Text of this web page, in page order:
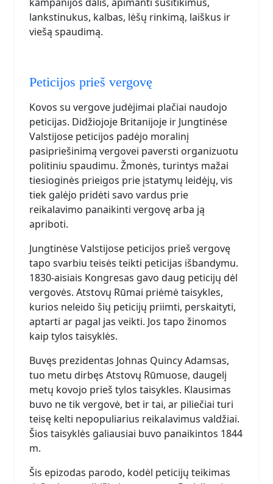
lankstinukus, kalbas, lėšų rinkimą, laiškus ir
viešą spaudimą.
Peticijos prieš vergovę
Kovos su vergove judėjimai plačiai naudojo
peticijas. Didžiojoje Britanijoje ir Jungtinėse
Valstijose peticijos padėjo moralinį
pasipriešinimą vergovei paversti organizuotu
politiniu spaudimu. Žmonės, turintys mažai
tiesioginės prieigos prie įstatymų leidėjų, vis
tiek galėjo pridėti savo vardus prie
reikalavimo panaikinti vergovę arba ją
apriboti.
Jungtinėse Valstijose peticijos prieš vergovę
tapo svarbiu teisės teikti peticijas išbandymu.
1830-aisiais Kongresas gavo daug peticijų dėl
vergovės. Atstovų Rūmai priėmė taisykles,
kurios neleido šių peticijų priimti, perskaityti,
aptarti ar pagal jas veikti. Jos tapo žinomos
kaip tylos taisyklės.
Buvęs prezidentas Johnas Quincy Adamsas,
tuo metu dirbęs Atstovų Rūmuose, daugelį
metų kovojo prieš tylos taisykles. Klausimas
buvo ne tik vergovė, bet ir tai, ar piliečiai turi
teisę kelti nepopuliarius reikalavimus valdžiai.
Šios taisyklės galiausiai buvo panaikintos 1844
m.
Šis epizodas parodo, kodėl peticijų teikimas